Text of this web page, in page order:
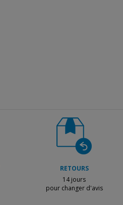
RETOURS
14 jours
pour changer d'avis